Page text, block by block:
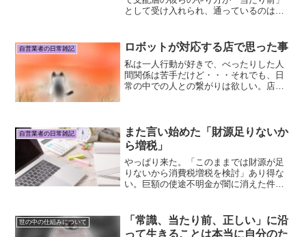
として受け入れられ、通っているのは、
いと人間は生きられない」と、強く刷り
込み続けてきたから。これ...
自営業者の日常雑記 ロボットが対応する店で思った事
私は一人行動が好きで、べったりした人
間関係は苦手だけど・・・それでも、日
常の中での人との繋がりは欲しい。店に
しているので、そこで植物...
自営業者の日常雑記
また言い始めた「財源足りないか
ら増税」
やっぱり来た。「このままでは財源が足
りないから消費税増税を検討」あり得な
い。巨額の使途不明金が闇に消えた件
したか。これから先、どの製薬会社とど
ういう契約でどれだけ買い続...
世の中の仕組みについて
「常識、当たり前、正しい」に沿
って生きることは本当に自分のた